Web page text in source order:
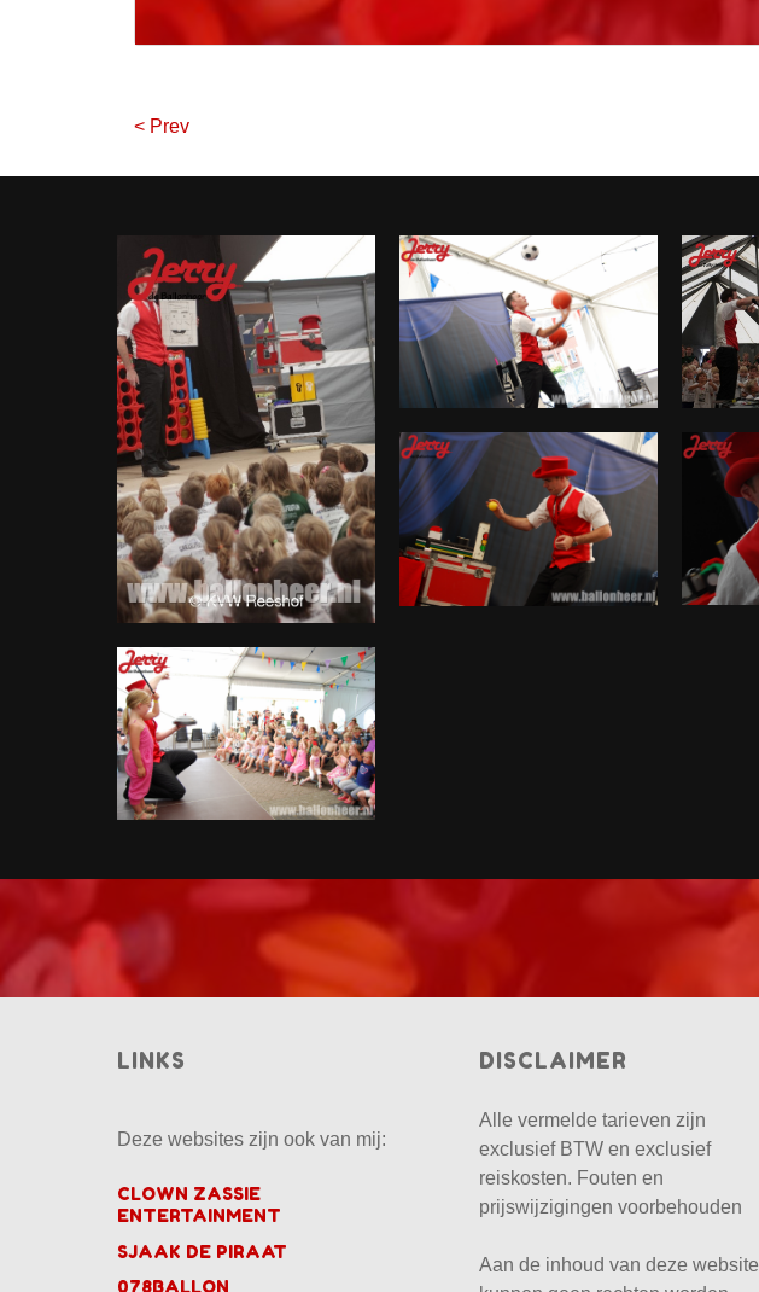
< Prev
LINKS
Deze websites zijn ook van mij:
CLOWN ZASSIE
ENTERTAINMENT
SJAAK DE PIRAAT
078BALLON
DISCLAIMER
Alle vermelde tarieven zijn
exclusief BTW en exclusief
reiskosten. Fouten en
prijswijzigingen voorbehouden
Aan de inhoud van deze website